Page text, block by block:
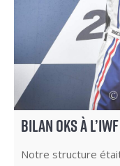
BILAN OKS À
Notre structure